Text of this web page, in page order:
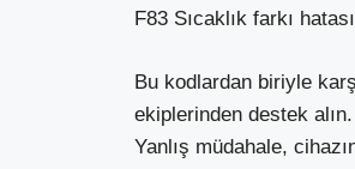
F83 Sıcaklık farkı
Bu kodlardan biriyle
ekiplerinden destek alın.
Yanlış müdahale,